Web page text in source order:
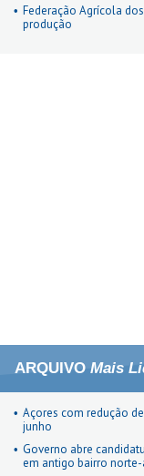
Federação Agrícola
produção
ARQUIVO Mais
Açores com redução
junho
Governo abre
em antigo bairro